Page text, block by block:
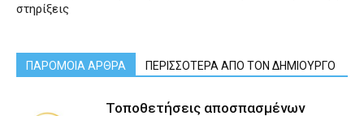
στηρίξεις
ΠΑΡΟΜΟΙΑ ΑΡΘΡΑ ΠΕΡΙΣΣΟΤΕΡΑ ΑΠΟ ΤΟΝ ΔΗΜΙΟΥΡΓΟ
Τοποθετήσεις αποσπασμένων